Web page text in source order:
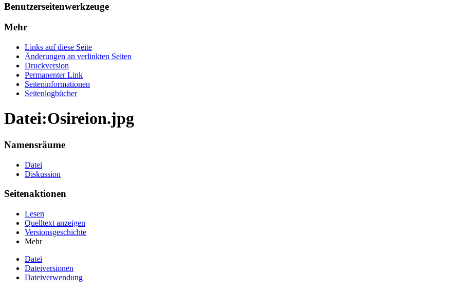
Benutzerseitenwerkzeuge
Mehr
Links auf diese Seite
Änderungen an verlinkten Seiten
Druckversion
Permanenter Link
Seiten­informationen
Seitenlogbücher
Datei:Osireion.jpg
Namensräume
Datei
Diskussion
Seitenaktionen
Lesen
Quelltext anzeigen
Versionsgeschichte
Mehr
Datei
Dateiversionen
Dateiverwendung